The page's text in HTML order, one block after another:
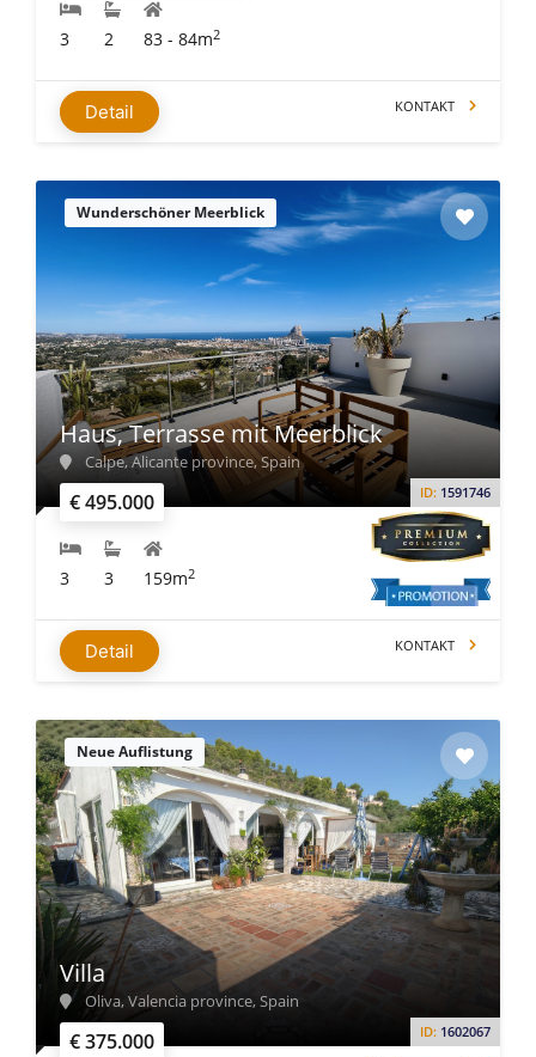
3 2 83 - 84m2
Detail KONTAKT
Wunderschöner Meerblick
€ 495.000 ID: 1591746
Haus, Terrasse mit Meerblick
Calpe, Alicante province, Spain
3 3 159m2
Detail KONTAKT
Neue Auflistung
€ 375.000 ID: 1602067
Villa
Oliva, Valencia province, Spain